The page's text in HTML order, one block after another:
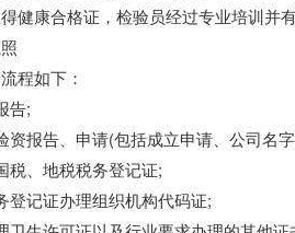
健康合格证，检验员经过专业培训
程如下：
告;
资报告、申请(包括成立申请、公司名
税、地税税务登记证;
登记证办理组织机构代码证;